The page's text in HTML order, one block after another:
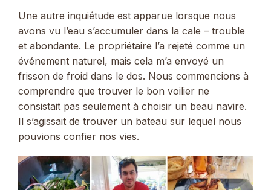
Une autre inquiétude est apparue lorsque nous
avons vu l’eau s’accumuler dans la cale – trouble
et abondante. Le propriétaire l’a rejeté comme un
événement naturel, mais cela m’a envoyé un
frisson de froid dans le dos. Nous commencions à
comprendre que trouver le bon voilier ne
consistait pas seulement à choisir un beau navire.
Il s’agissait de trouver un bateau sur lequel nous
pouvions confier nos vies.